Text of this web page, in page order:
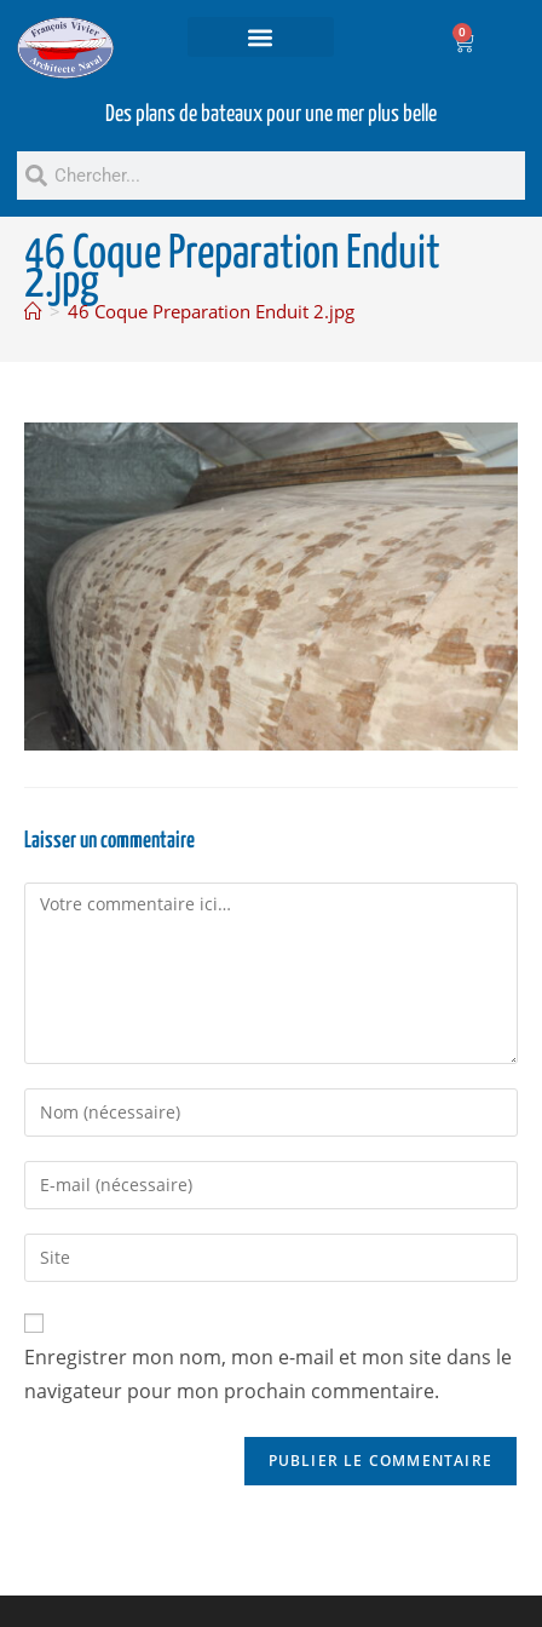
0
Des plans de bateaux pour une mer plus belle
46 Coque Preparation Enduit
2.jpg
> 46 Coque Preparation Enduit 2.jpg
Laisser un commentaire
Enregistrer mon nom, mon e-mail et mon site dans le
navigateur pour mon prochain commentaire.